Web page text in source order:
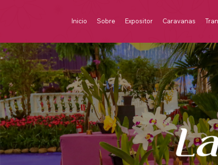
Inicio Sobre Expositor Caravanas